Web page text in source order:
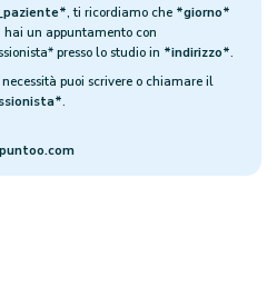
, ti ricordiamo che *giorno*
hai un appuntamento con
presso lo studio in *indirizzo*.
puoi scrivere o chiamare il
.